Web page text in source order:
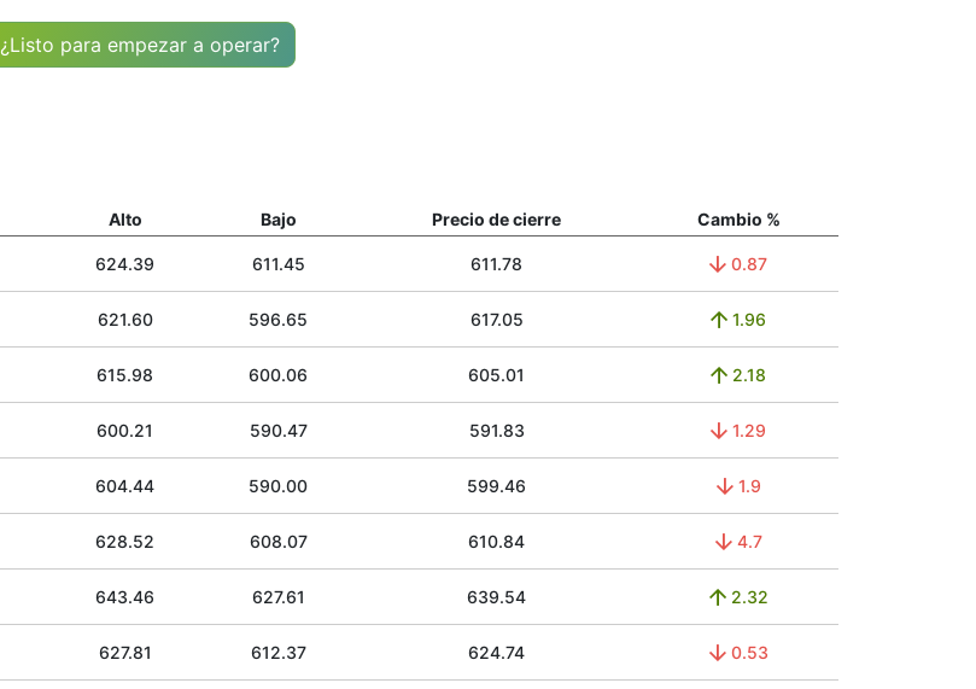
¿Listo para empezar a operar?
Alto Bajo Precio de cierre Cambio %
624.39 611.45 611.78 0.87
621.60 596.65 617.05 1.96
615.98 600.06 605.01 2.18
600.21 590.47 591.83 1.29
604.44 590.00 599.46 1.9
628.52 608.07 610.84 4.7
643.46 627.61 639.54 2.32
627.81 612.37 624.74 0.53